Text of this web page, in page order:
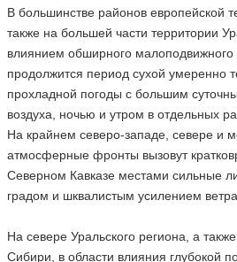
В большинстве районов европейской
также на большей части территории
влиянием обширного малоподвижного
продолжится период сухой умеренно
прохладной погоды с большим
воздуха, ночью и утром в отдельных
На крайнем северо-западе, севере и
атмосферные фронты вызовут
Северном Кавказе местами сильные
градом и шквалистым усилением
На севере Уральского региона, а
Сибири, в области влияния глубокой